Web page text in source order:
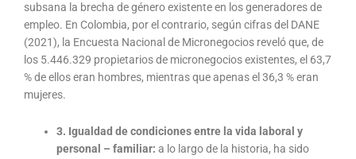
subsana la brecha de género existente en los generadores de
empleo. En Colombia, por el contrario, según cifras del DANE
(2021), la Encuesta Nacional de Micronegocios reveló que, de
los 5.446.329 propietarios de micronegocios existentes, el 63,7
% de ellos eran hombres, mientras que apenas el 36,3 % eran
mujeres.
3. Igualdad de condiciones entre la vida laboral y
personal – familiar: a lo largo de la historia, ha sido